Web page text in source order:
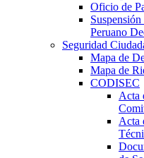
Oficio de
Peruano
Seguridad
Mapa de
Mapa de
CODISEC
Acta
Acta